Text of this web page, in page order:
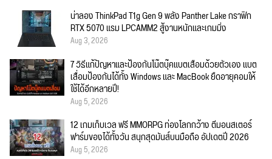
น่าลอง ThinkPad T1g Gen 9 พลัง Panther Lake กราฟิก
RTX 5070 แรม LPCAMM2 สู้งานหนักและเกมมิ่ง
Aug 3, 2026
7 วิธีแก้ปัญหาและป้องกันโน๊ตบุ๊คแบตเสื่อมด้วยตัวเอง แบต
เสื่อมป้องกันได้ทั้ง Windows และ MacBook ยืดอายุคอมให้
ใช้ได้อีกหลายปี!
Aug 5, 2026
12 เกมเก็บเวล ฟรี MMORPG ท่องโลกกว้าง ตีมอนสเตอร์
ฟาร์มของได้ทั้งวัน สนุกสุดมันส์บนมือถือ อัปเดตปี 2026
Aug 5, 2026